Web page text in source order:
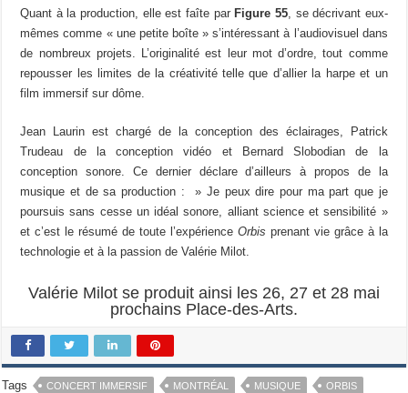
Quant à la production, elle est faîte parFigure 55, se décrivant eux-
mêmes comme « une petite boîte » s’intéressant à l’audiovisuel dans
de nombreux projets. L’originalité est leur mot d’ordre, tout comme
repousser les limites de la créativité telle que d’allier la harpe et un
film immersif sur dôme.
Jean Laurin est chargé de la conception des éclairages, Patrick
Trudeau de la conception vidéo et Bernard Slobodian de la
conception sonore. Ce dernier déclare d’ailleurs à propos de la
musique et de sa production : » Je peux dire pour ma part que je
poursuis sans cesse un idéal sonore, alliant science et sensibilité »
et c’est le résumé de toute l’expérience Orbis prenant vie grâce à la
technologie et à la passion de Valérie Milot.
Valérie Milot se produit ainsi les 26, 27 et 28 mai
prochains Place-des-Arts.
Tags CONCERT IMMERSIF MONTRÉAL MUSIQUE
ORBIS